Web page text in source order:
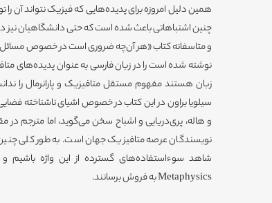
و متاسفانه کتاب «هر آن‌چه ضروری است در خصوص مسائل
نوشته شده است را در زبان فارسی به عنوان پدیده‌های
زبان هستند مفهوم مستقل متافیزیک و پارانرمال را
و هاله، پری‌دریایی و اشباح سخن می‌گوید، اما مترجم در
نویسندگان عرصه متافیزیک جهان است. به طور کلی
شاهد سوءاستفاده‌های گسترده از این واژه باشیم
Metaphysics به فروش برسانند.